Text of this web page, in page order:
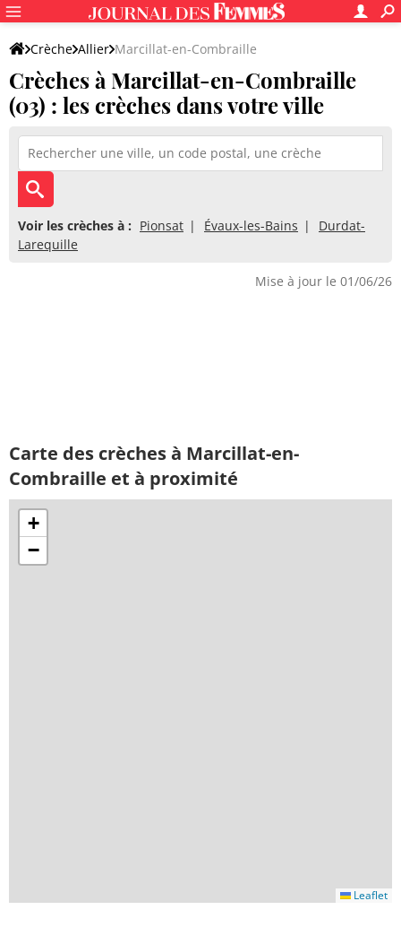
Crèche Allier Marcillat-en-Combraille
Crèches à Marcillat-en-Combraille
(03) : les crèches dans votre ville
Voir les crèches à : Pionsat Évaux-les-Bains
Durdat-
Larequille
Mise à jour le 01/06/26
Carte des crèches à Marcillat-en-
Combraille et à proximité
+
−
Leaflet